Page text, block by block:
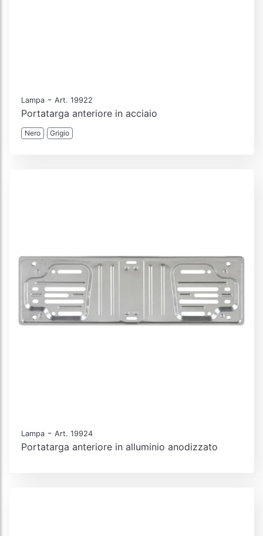
Lampa - Art. 19922
Portatarga anteriore in acciaio
Nero Grigio
Lampa - Art. 19924
Portatarga anteriore in alluminio anodizzato